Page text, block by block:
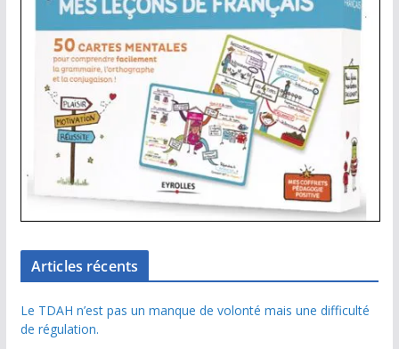
Articles récents
Le TDAH n’est pas un manque de volonté mais une difficulté
de régulation.